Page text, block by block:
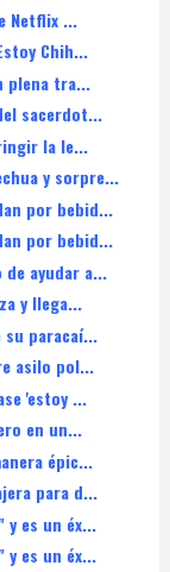
Netflix ...
Chih...
plena tra...
sacerdot...
la le...
y sorpre...
por bebid...
por bebid...
ayudar a...
y llega...
su paracaí...
asilo pol...
'estoy ...
en un...
épic...
para d...
y es un éx...
y es un éx...